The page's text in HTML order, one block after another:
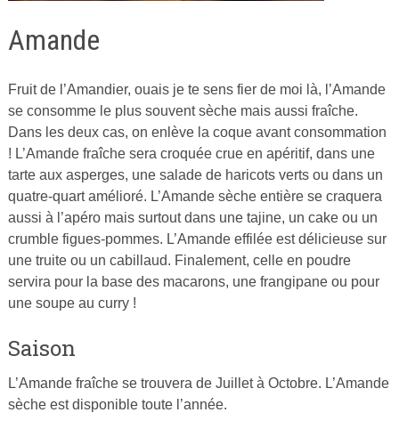
Amande
Publié
le
6
mars
2015
par
Cuisine
Ta
Mère
Fruit de l’Amandier, ouais je te sens fier de moi là, l’Amande
se consomme le plus souvent sèche mais aussi fraîche.
Dans les deux cas, on enlève la coque avant consommation
! L’Amande fraîche sera croquée crue en apéritif, dans une
tarte aux asperges, une salade de haricots verts ou dans un
quatre-quart amélioré. L’Amande sèche entière se craquera
aussi à l’apéro mais surtout dans une tajine, un cake ou un
crumble figues-pommes. L’Amande effilée est délicieuse sur
une truite ou un cabillaud. Finalement, celle en poudre
servira pour la base des macarons, une frangipane ou pour
une soupe au curry !
Saison
L’Amande fraîche se trouvera de Juillet à Octobre. L’Amande
sèche est disponible toute l’année.